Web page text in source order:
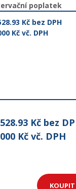
poplatek
Kč bez DPH
Kč vč. DPH
Kč bez
Kč vč. DPH